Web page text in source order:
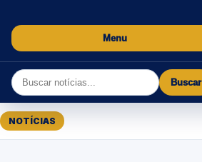
Menu
Buscar
NOTÍCIAS